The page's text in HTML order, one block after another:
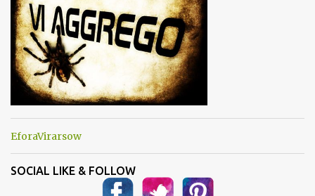
EforaVirarsow
SOCIAL LIKE & FOLLOW